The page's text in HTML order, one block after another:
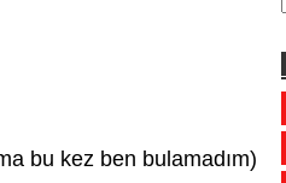
bu kez ben bulamadım)